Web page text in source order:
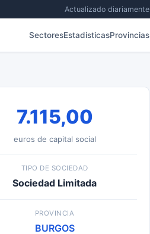
Actualizado diariamente
SectoresEstadisticasProvincias
7.115,00
euros de capital social
TIPO DE SOCIEDAD
Sociedad Limitada
PROVINCIA
BURGOS